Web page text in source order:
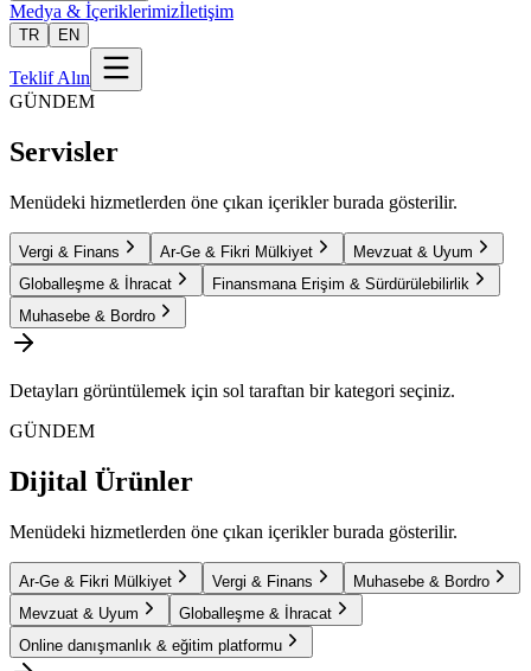
Medya & İçeriklerimizİletişim
TR EN
Teklif Alın
GÜNDEM
Servisler
Menüdeki hizmetlerden öne çıkan içerikler burada gösterilir.
Vergi & Finans Ar-Ge & Fikri Mülkiyet
Mevzuat & Uyum
Globalleşme & İhracat
Finansmana Erişim & Sürdürülebilirlik
Muhasebe & Bordro
Detayları görüntülemek için sol taraftan bir kategori seçiniz.
GÜNDEM
Dijital Ürünler
Menüdeki hizmetlerden öne çıkan içerikler burada gösterilir.
Ar-Ge & Fikri Mülkiyet Vergi & Finans
Muhasebe & Bordro
Mevzuat & Uyum
Globalleşme & İhracat
Online danışmanlık & eğitim platformu